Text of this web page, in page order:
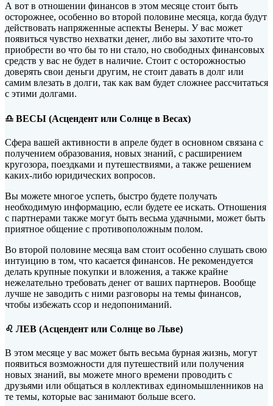
А вот в отношении финансов в этом месяце стоит быть
осторожнее, особенно во второй половине месяца, когда будут
действовать напряженные аспекты Венеры. У вас может
появиться чувство нехватки денег, либо вы захотите что-то
приобрести во что бы то ни стало, но свободных финансовых
средств у вас не будет в наличие. Стоит с осторожностью
доверять свои деньги другим, не стоит давать в долг или
самим влезать в долги, так как вам будет сложнее рассчитаться
с этими долгами.
♎ ВЕСЫ (Асцендент или Солнце в Весах)
Сфера вашей активности в апреле будет в основном связана с
получением образования, новых знаний, с расширением
кругозора, поездками и путешествиями, а также решением
каких-либо юридических вопросов.
Вы можете многое успеть, быстро будете получать
необходимую информацию, если будете ее искать. Отношения
с партнерами также могут быть весьма удачными, может быть
приятное общение с противоположным полом.
Во второй половине месяца вам стоит особенно слушать свою
интуицию в том, что касается финансов. Не рекомендуется
делать крупные покупки и вложения, а также крайне
нежелательно требовать денег от ваших партнеров. Вообще
лучше не заводить с ними разговоры на темы финансов,
чтобы избежать ссор и недопониманий.
♌ ЛЕВ (Асцендент или Солнце во Льве)
В этом месяце у вас может быть весьма бурная жизнь, могут
появиться возможности для путешествий или получения
новых знаний, вы можете много времени проводить с
друзьями или общаться в коллективах единомышленников на
те темы, которые вас занимают больше всего.